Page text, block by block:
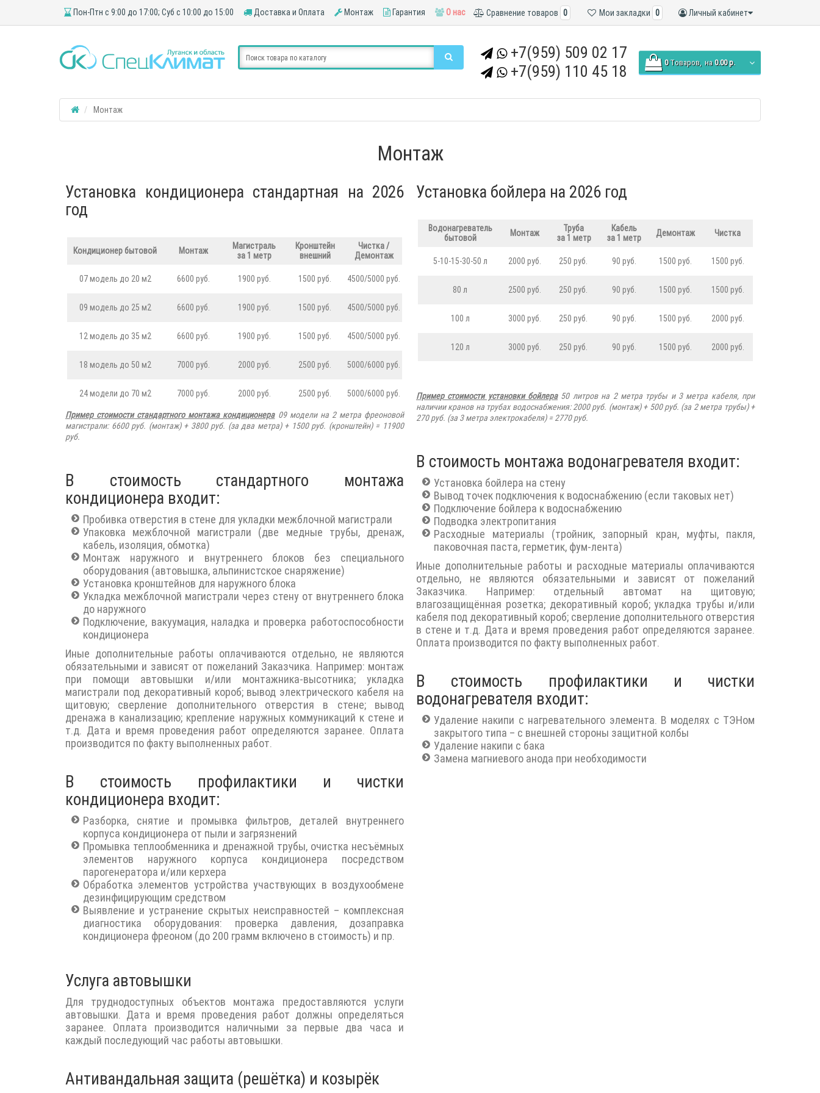
Пон-Птн с 9:00 до 17:00; Суб с 10:00 до 15:00 Доставка и Оплата Монтаж Гарантия О нас Личный кабинет
Мои закладки 0
Сравнение товаров 0
+7(959) 509 02 17
+7(959) 110 45 18
0 Tоваров, на0.00 р.
Монтаж
Монтаж
Установка кондиционера стандартная на 2026
год
Кондиционер бытовой Монтаж
Магистраль
за 1 метр
Кронштейн
внешний
Чистка /
Демонтаж
07 модель до 20 м2 6600 руб. 1900 руб. 1500 руб. 4500/5000 руб.
09 модель до 25 м2 6600 руб. 1900 руб. 1500 руб. 4500/5000 руб.
12 модель до 35 м2 6600 руб. 1900 руб. 1500 руб. 4500/5000 руб.
18 модель до 50 м2 7000 руб. 2000 руб. 2500 руб. 5000/6000 руб.
24 модели до 70 м2 7000 руб. 2000 руб. 2500 руб.
5000/6000 руб.
Пример стоимости стандартного монтажа кондиционера09 модели на 2 метра фреоновой
магистрали: 6600 руб. (монтаж) + 3800 руб. (за два метра) + 1500 руб. (кронштейн) = 11900
руб.
В стоимость стандартного монтажа
кондиционера входит:
Пробивка отверстия в стене для укладки межблочной магистрали
Упаковка межблочной магистрали (две медные трубы, дренаж,
кабель, изоляция, обмотка)
Монтаж наружного и внутреннего блоков без специального
оборудования (автовышка, альпинистское снаряжение)
Установка кронштейнов для наружного блока
Укладка межблочной магистрали через стену от внутреннего блока
до наружного
Подключение, вакуумация, наладка и проверка работоспособности
кондиционера
Иные дополнительные работы оплачиваются отдельно, не являются
обязательными и зависят от пожеланий Заказчика. Например: монтаж
при помощи автовышки и/или монтажника-высотника; укладка
магистрали под декоративный короб; вывод электрического кабеля на
щитовую; сверление дополнительного отверстия в стене; вывод
дренажа в канализацию; крепление наружных коммуникаций к стене и
т.д. Дата и время проведения работ определяются заранее. Оплата
производится по факту выполненных работ.
В стоимость профилактики и чистки
кондиционера входит:
Разборка, снятие и промывка фильтров, деталей внутреннего
корпуса кондиционера от пыли и загрязнений
Промывка теплообменника и дренажной трубы, очистка несъёмных
элементов наружного корпуса кондиционера посредством
парогенератора и/или керхера
Обработка элементов устройства участвующих в воздухообмене
дезинфицирующим средством
Выявление и устранение скрытых неисправностей – комплексная
диагностика оборудования: проверка давления, дозаправка
кондиционера фреоном (до 200 грамм включено в стоимость) и пр.
Услуга автовышки
Для труднодоступных объектов монтажа предоставляются услуги
автовышки. Дата и время проведения работ должны определяться
заранее. Оплата производится наличными за первые два часа и
каждый последующий час работы автовышки.
Антивандальная защита (решётка) и козырёк
Установка бойлера на 2026 год
Водонагреватель
бытовой
Монтаж
Труба
за 1 метр
Кабель
за 1 метр
Демонтаж Чистка
5-10-15-30-50 л 2000 руб. 250 руб. 90 руб. 1500 руб. 1500 руб.
80 л 2500 руб. 250 руб. 90 руб. 1500 руб. 1500 руб.
100 л 3000 руб. 250 руб. 90 руб. 1500 руб. 2000 руб.
120 л 3000 руб. 250 руб. 90 руб. 1500 руб. 2000 руб.
Пример стоимости установки бойлера50 литров на 2 метра трубы и 3 метра кабеля, при
наличии кранов на трубах водоснабжения: 2000 руб. (монтаж) +500руб. (за 2 метра трубы) +
270руб. (за 3 метра электрокабеля) = 2770 руб.
В стоимость монтажа водонагревателя входит:
Установка бойлера на стену
Вывод точек подключения к водоснабжению (если таковых нет)
Подключение бойлера к водоснабжению
Подводка электропитания
Расходные материалы (тройник, запорный кран, муфты, пакля,
паковочная паста, герметик, фум-лента)
Иные дополнительные работы и расходные материалы оплачиваются
отдельно, не являются обязательными и зависят от пожеланий
Заказчика. Например: отдельный автомат на щитовую;
влагозащищённая розетка; декоративный короб; укладка трубы и/или
кабеля под декоративный короб; сверление дополнительного отверстия
в стене и т.д. Дата и время проведения работ определяются заранее.
Оплата производится по факту выполненных работ.
В стоимость профилактики и чистки
водонагревателя входит:
Удаление накипи с нагревательного элемента. В моделях с ТЭНом
закрытого типа – с внешней стороны защитной колбы
Удаление накипи с бака
Замена магниевого анода при необходимости